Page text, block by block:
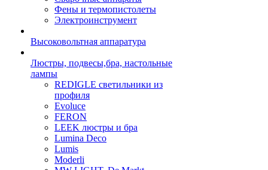
Фены и термопистолеты
Электроинструмент
Высоковольтная аппаратура
Люстры, подвесы,бра, настольные
лампы
REDIGLE светильники из
профиля
Evoluce
FERON
LEEK люстры и бра
Lumina Deco
Lumis
Moderli